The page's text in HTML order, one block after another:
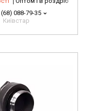
088-79-35
Київстар